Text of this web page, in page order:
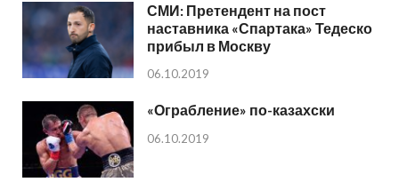
СМИ: Претендент на пост
наставника «Спартака» Тедеско
прибыл в Москву
06.10.2019
«Ограбление» по-казахски
06.10.2019